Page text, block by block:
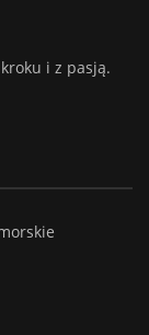
i z pasją.